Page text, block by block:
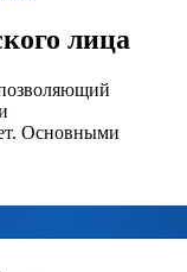
лица
Основными